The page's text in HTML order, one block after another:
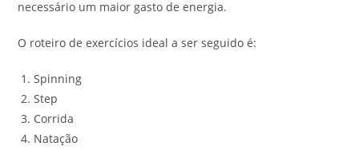
necessário um maior gasto de energia.
O roteiro de exercícios ideal a ser seguido é:
Spinning
Step
Corrida
Natação